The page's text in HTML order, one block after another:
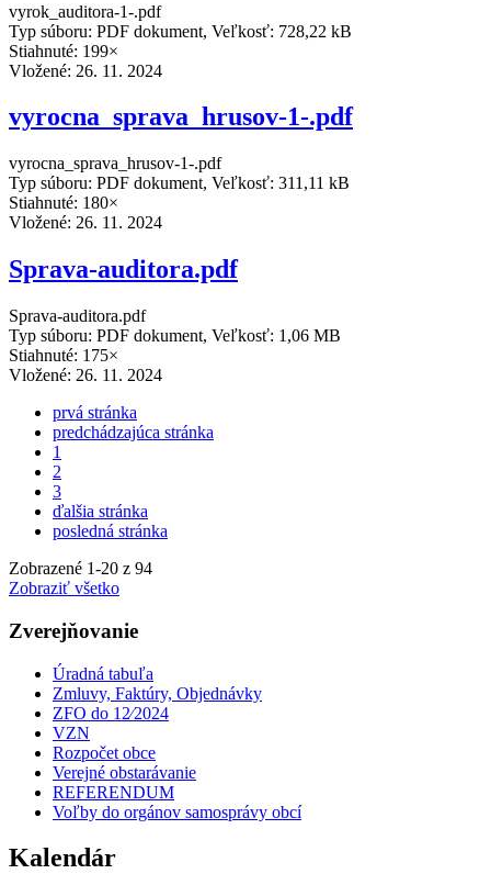
vyrok_auditora-1-.pdf
Typ súboru: PDF dokument, Veľkosť: 728,22 kB
Stiahnuté: 199×
Vložené: 26. 11. 2024
vyrocna_sprava_hrusov-1-.pdf
vyrocna_sprava_hrusov-1-.pdf
Typ súboru: PDF dokument, Veľkosť: 311,11 kB
Stiahnuté: 180×
Vložené: 26. 11. 2024
Sprava-auditora.pdf
Sprava-auditora.pdf
Typ súboru: PDF dokument, Veľkosť: 1,06 MB
Stiahnuté: 175×
Vložené: 26. 11. 2024
prvá stránka
predchádzajúca stránka
1
2
3
ďalšia stránka
posledná stránka
Zobrazené 1-20 z 94
Zobraziť všetko
Zverejňovanie
Úradná tabuľa
Zmluvy, Faktúry, Objednávky
ZFO do 12⁄2024
VZN
Rozpočet obce
Verejné obstarávanie
REFERENDUM
Voľby do orgánov samosprávy obcí
Kalendár